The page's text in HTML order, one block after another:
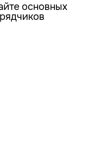
основных